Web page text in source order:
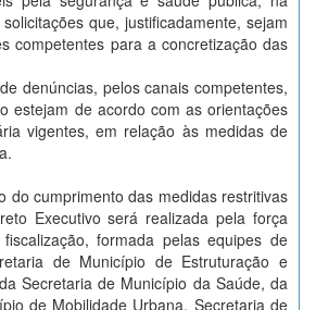
que, justificadamente, sejam
competentes para a concretização das
denúncias, pelos canais competentes,
estejam de acordo com as orientações
vigentes, em relação às medidas de
do cumprimento das medidas restritivas
Executivo será realizada pela força
formada pelas equipes de
de Município de Estruturação e
Secretaria de Município da Saúde, da
de Mobilidade Urbana, Secretaria de